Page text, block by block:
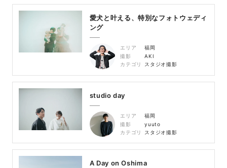
愛犬と叶える、特別なフォトウェディ
ング
エリア
福岡
撮影
AKI
カテゴリ
スタジオ撮影
studio day
エリア
福岡
撮影
yuuto
カテゴリ
スタジオ撮影
A Day on Oshima